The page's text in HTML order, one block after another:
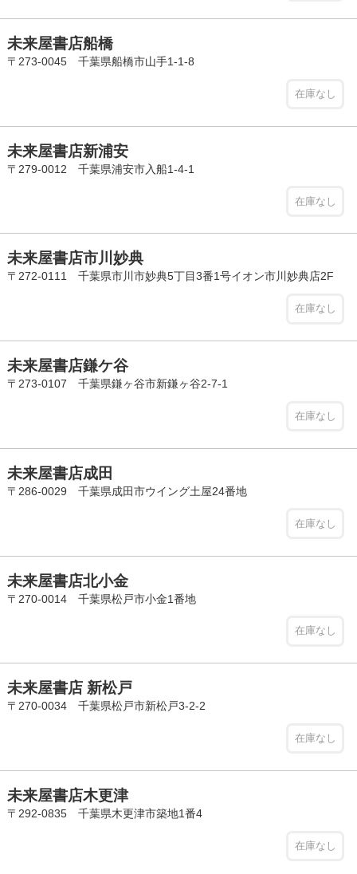
未来屋書店船橋
〒273-0045 千葉県船橋市山手1-1-8
在庫なし
未来屋書店新浦安
〒279-0012 千葉県浦安市入船1-4-1
在庫なし
未来屋書店市川妙典
〒272-0111 千葉県市川市妙典5丁目3番1号イオン市川妙典店2F
在庫なし
未来屋書店鎌ケ谷
〒273-0107 千葉県鎌ヶ谷市新鎌ヶ谷2-7-1
在庫なし
未来屋書店成田
〒286-0029 千葉県成田市ウイング土屋24番地
在庫なし
未来屋書店北小金
〒270-0014 千葉県松戸市小金1番地
在庫なし
未来屋書店 新松戸
〒270-0034 千葉県松戸市新松戸3-2-2
在庫なし
未来屋書店木更津
〒292-0835 千葉県木更津市築地1番4
在庫なし